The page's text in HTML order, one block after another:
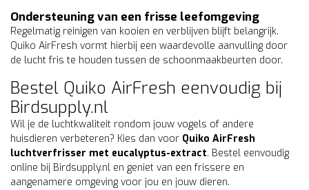
Ondersteuning van een frisse leefomgeving
Regelmatig reinigen van kooien en verblijven blijft belangrijk.
Quiko AirFresh vormt hierbij een waardevolle aanvulling door
de lucht fris te houden tussen de schoonmaakbeurten door.
Bestel Quiko AirFresh eenvoudig bij
Birdsupply.nl
Wil je de luchtkwaliteit rondom jouw vogels of andere
huisdieren verbeteren? Kies dan voor Quiko AirFresh
luchtverfrisser met eucalyptus-extract. Bestel eenvoudig
online bij Birdsupply.nl en geniet van een frissere en
aangenamere omgeving voor jou en jouw dieren.